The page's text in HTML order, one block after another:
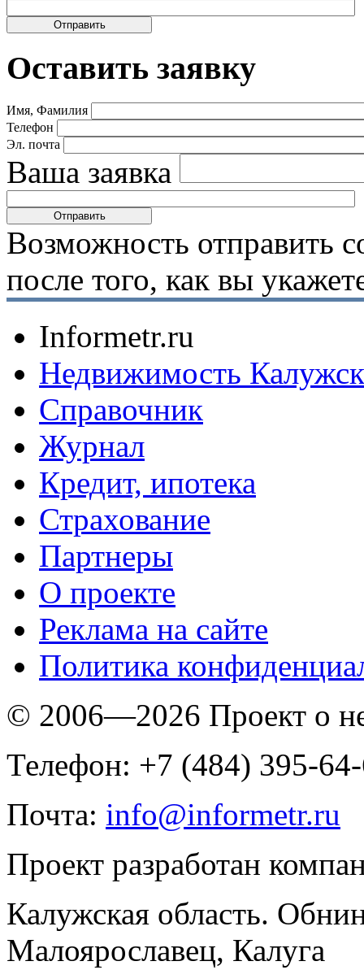
Оставить заявку
Имя, Фамилия
Телефон
Эл. почта
Ваша заявка
Возможность отправить
после того, как вы
Informetr.ru
Недвижимость
Справочник
Журнал
Кредит, ипотека
Страхование
Партнеры
O проекте
Реклама на сайте
Политика
© 2006—2026 Проект о
Телефон: +7 (484) 395-
Почта: info@informetr.ru
Проект разработан
Калужская область.
Малоярославец, Калуга